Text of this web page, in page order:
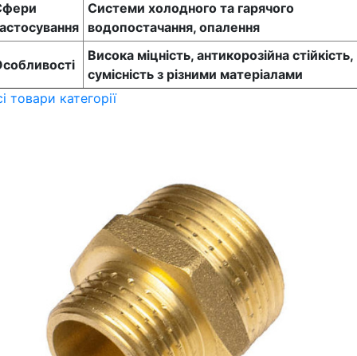
Системи холодного та гарячого
водопостачання, опалення
Висока міцність, антикорозійна стійкість,
сумісність з різними матеріалами
товари категорії